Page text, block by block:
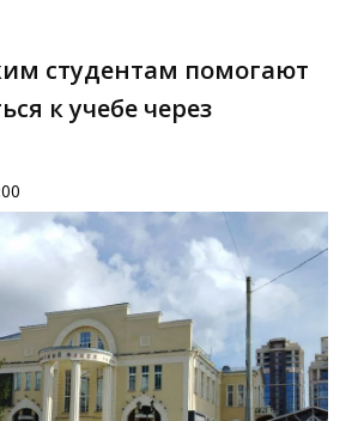
студентам помогают
к учебе через